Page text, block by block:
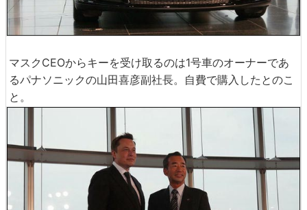
マスクCEOからキーを受け取るのは1号車のオーナーであ
るパナソニックの山田喜彦副社長。自費で購入したとのこ
と。